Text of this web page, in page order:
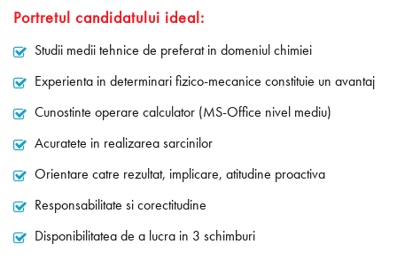
Portretul candidatului ideal:
Studii medii tehnice de preferat in domeniul chimiei
Experienta in determinari fizico-mecanice constituie un avantaj
Cunostinte operare calculator (MS-Office nivel mediu)
Acuratete in realizarea sarcinilor
Orientare catre rezultat, implicare, atitudine proactiva
Responsabilitate si corectitudine
Disponibilitatea de a lucra in 3 schimburi